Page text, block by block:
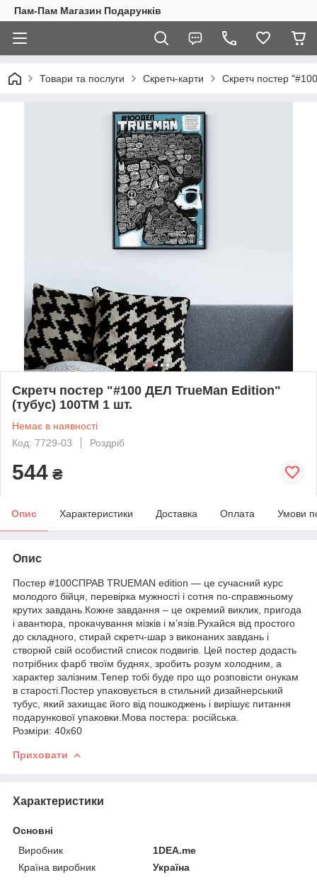
Пам-Пам Магазин Подарунків
Товари та послуги Скретч-карти Скретч постер
Скретч постер "#100 ДЕЛ TrueMan Edition"
(тубус) 100TM 1 шт.
Немає в наявності
Код: 7729-03
Роздріб
544 ₴
Опис Характеристики Доставка Оплата Умови
Опис
Постер #100СПРАВ TRUEMAN edition — це сучасний курс
молодого бійця, перевірка мужності і сотня по-справжньому
крутих завдань.Кожне завдання – це окремий виклик, пригода
і авантюра, прокачування мізків і м’язів.Рухайся від простого
до складного, стирай скретч-шар з виконаних завдань і
створюй свій особистий список подвигів. Цей постер додасть
потрібних фарб твоїм буднях, зробить розум холодним, а
характер залізним.Тепер тобі буде про що розповісти онукам
в старості.Постер упаковується в стильний дизайнерський
тубус, який захищає його від пошкоджень і вирішує питання
подарункової упаковки.Мова постера: російська.
Розміри: 40х60
Приховати
Характеристики
Основні
Виробник
1DEA.me
Країна виробник
Україна